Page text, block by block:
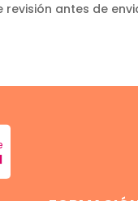
antes de